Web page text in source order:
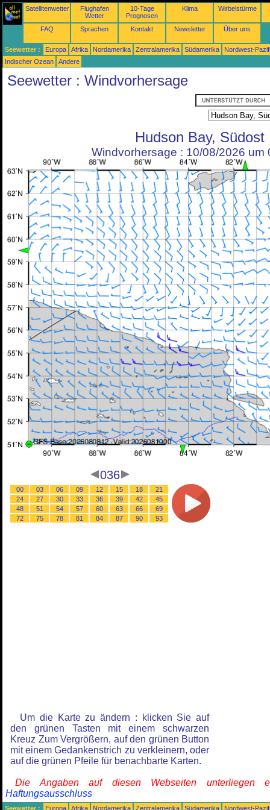
Satellitenwetter
Flughafen
Wetter
10-Tage
Prognosen
Klima Wirbelstürme
FAQ Sprachen Kontakt Newsletter Über uns
Seewetter : Europa Afrika Nordamerika Zentralamerika Südamerika
Nordwest-
Indischer Ozean
Andere
Seewetter : Windvorhersage
Hudson Bay, Südost
Windvorhersage : 10/08/2026 um
036
00 03 06 09 12 15 18
21
24
27 30 33 36 39 42
45
48
51 54 57 60 63 66
69
72
75 78 81 84 87 90 93
Um die Karte zu ändern : klicken Sie auf
den grünen Tasten mit einem schwarzen
Kreuz Zum Vergrößern, auf den grünen Button
mit einem Gedankenstrich zu verkleinern, oder
auf die grünen Pfeile für benachbarte Karten.
Die Angaben auf diesen Webseiten unterliegen
Haftungsausschluss
Seewetter : Europa Afrika Nordamerika Zentralamerika Südamerika
Nordwest-